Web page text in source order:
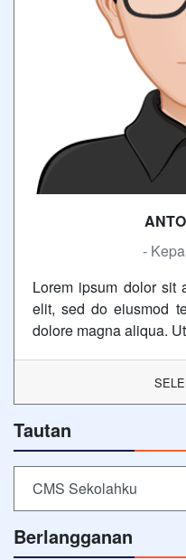
-
Lorem ipsum dolor sit
elit, sed do eiusmod
dolore magna aliqua.
Tautan
CMS Sekolahku
Berlangganan